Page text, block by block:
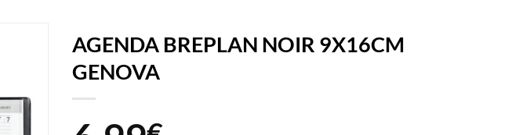
AGENDA BREPLAN NOIR 9X16CM
GENOVA